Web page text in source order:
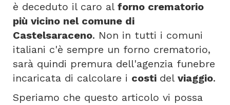
è deceduto il caro al forno crematorio
più vicino nel comune di
Castelsaraceno. Non in tutti i comuni
italiani c'è sempre un forno crematorio,
sarà quindi premura dell'agenzia funebre
incaricata di calcolare i costi del viaggio.
Speriamo che questo articolo vi possa